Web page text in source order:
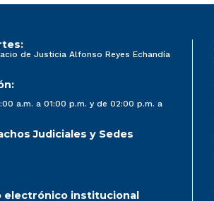
de Justicia Alfonso Reyes Echandía
a.m. a 01:00 p.m. y de 02:00 p.m. a
Judiciales y Sedes
electrónico institucional